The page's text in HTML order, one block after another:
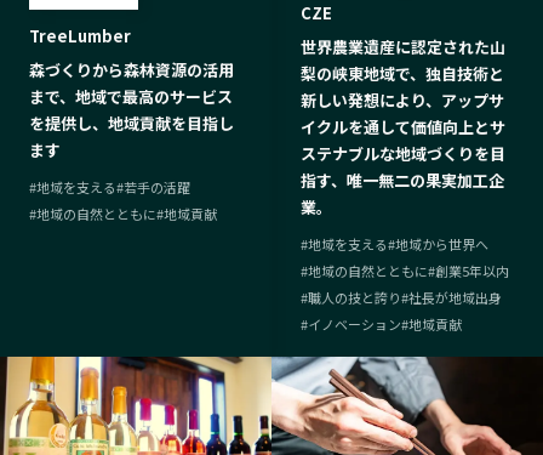
TreeLumber
森づくりから森林資源の活用
まで、地域で最高のサービス
を提供し、地域貢献を目指し
ます
#地域を支える#若手の活躍
#地域の自然とともに#地域貢献
CZE
世界農業遺産に認定された山
梨の峡東地域で、独自技術と
新しい発想により、アップサ
イクルを通して価値向上とサ
ステナブルな地域づくりを目
指す、唯一無二の果実加工企
業。
#地域を支える#地域から世界へ
#地域の自然とともに#創業5年以内
#職人の技と誇り#社長が地域出身
#イノベーション#地域貢献